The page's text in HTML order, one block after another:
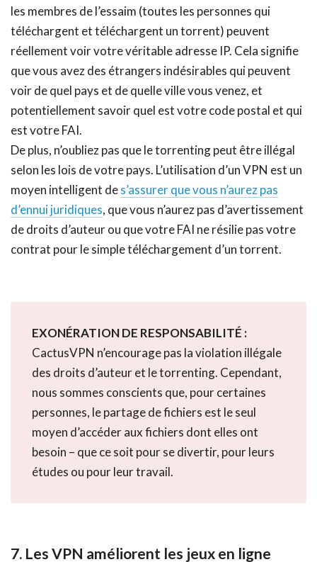
les membres de l’essaim (toutes les personnes qui
téléchargent et téléchargent un torrent) peuvent
réellement voir votre véritable adresse IP. Cela signifie
que vous avez des étrangers indésirables qui peuvent
voir de quel pays et de quelle ville vous venez, et
potentiellement savoir quel est votre code postal et qui
est votre FAI.
De plus, n’oubliez pas que le torrenting peut être illégal
selon les lois de votre pays. L’utilisation d’un VPN est un
moyen intelligent des’assurer que vous n’aurez pas
d’ennui juridiques, que vous n’aurez pas d’avertissement
de droits d’auteur ou que votre FAI ne résilie pas votre
contrat pour le simple téléchargement d’un torrent.
EXONÉRATION DE RESPONSABILITÉ :
CactusVPN n’encourage pas la violation illégale
des droits d’auteur et le torrenting. Cependant,
nous sommes conscients que, pour certaines
personnes, le partage de fichiers est le seul
moyen d’accéder aux fichiers dont elles ont
besoin – que ce soit pour se divertir, pour leurs
études ou pour leur travail.
7. Les VPN améliorent les jeux en ligne